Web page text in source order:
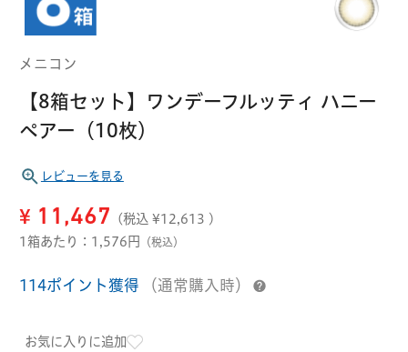
ソフト
定期便
ケア用品
オプション品
アイミー
オフテクス
Myクーポン
ご利用案内
メニコン
【8箱セット】ワンデーフルッティ ハニー
ペアー（10枚）
レビューを見る
¥ 11,467 (税込 ¥12,613 )
1箱あたり：1,576円
（税込）
114ポイント獲得 （通常購入時）
お気に入りに追加